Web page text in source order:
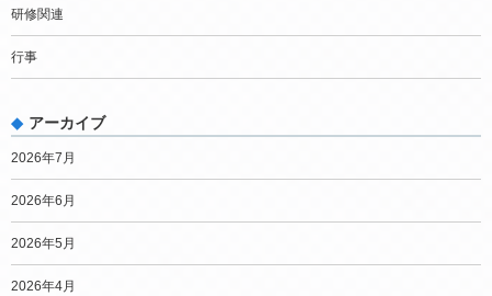
研修関連
行事
アーカイブ
2026年7月
2026年6月
2026年5月
2026年4月